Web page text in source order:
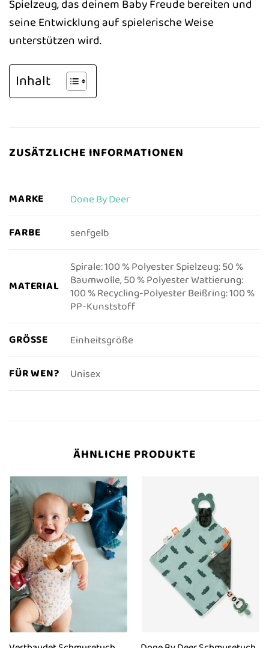
Spielzeug, das deinem Baby Freude bereiten und
seine Entwicklung auf spielerische Weise
unterstützen wird.
Inhalt
ZUSÄTZLICHE INFORMATIONEN
MARKE Done By Deer
FARBE senfgelb
MATERIAL
Spirale: 100 % Polyester Spielzeug: 50 %
Baumwolle, 50 % Polyester Wattierung:
100 % Recycling-Polyester Beißring: 100 %
PP-Kunststoff
GRÖSSE Einheitsgröße
FÜR WEN? Unisex
ÄHNLICHE PRODUKTE